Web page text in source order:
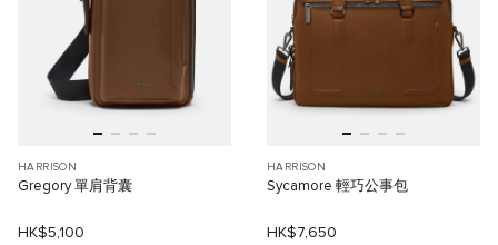
HARRISON
Gregory 單肩背囊
HK$5,100
HARRISON
Sycamore 輕巧公事包
HK$7,650